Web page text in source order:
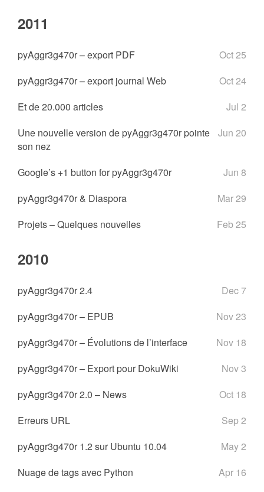
2011
pyAggr3g470r – export PDF
Oct 25
pyAggr3g470r – export journal Web
Oct 24
Et de 20.000 articles
Jul 2
Une nouvelle version de pyAggr3g470r pointe
son nez
Jun 20
Google’s +1 button for pyAggr3g470r
Jun 8
pyAggr3g470r & Diaspora
Mar 29
Projets – Quelques nouvelles
Feb 25
2010
pyAggr3g470r 2.4
Dec 7
pyAggr3g470r – EPUB
Nov 23
pyAggr3g470r – Évolutions de l’interface
Nov 18
pyAggr3g470r – Export pour DokuWiki
Nov 3
pyAggr3g470r 2.0 – News
Oct 18
Erreurs URL
Sep 2
pyAggr3g470r 1.2 sur Ubuntu 10.04
May 2
Nuage de tags avec Python
Apr 16